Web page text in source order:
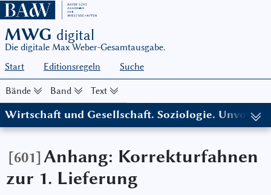
MWG digital
Die digitale Max Weber-Gesamtausgabe.
Start
Editionsregeln Suche
Bände Band Text
Wirtschaft und Gesellschaft. Soziologie.
(MWG I/23, hg. von Knut Borchardt, Edith Hanke und Wolfgang
[601] Anhang: Korrekturfahnen
zur 1. Lieferung